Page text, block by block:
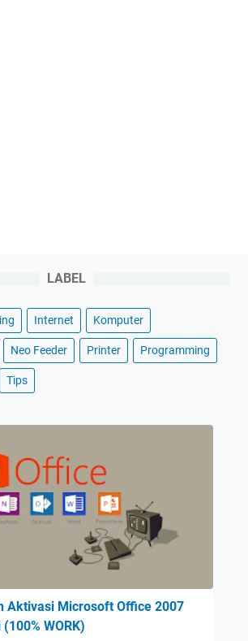
LABEL
Internet Komputer
Neo Feeder Printer Programming
Tips
Aktivasi Microsoft Office 2007
WORK)